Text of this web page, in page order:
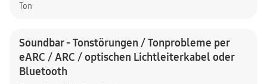
Ton
Soundbar - Tonstörungen / Tonprobleme per
eARC / ARC / optischen Lichtleiterkabel oder
Bluetooth